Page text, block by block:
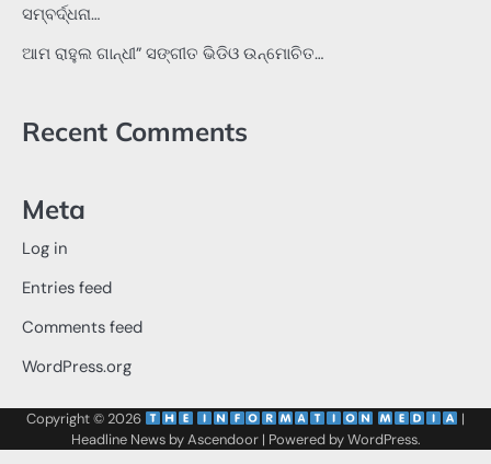
ସମ୍ବର୍ଦ୍ଧନା…
ଆମ ରାହୁଲ ଗାନ୍ଧୀ” ସଙ୍ଗୀତ ଭିଡିଓ ଉନ୍ମୋଚିତ…
Recent Comments
Meta
Log in
Entries feed
Comments feed
WordPress.org
Copyright © 2026
|
Headline News byAscendoor| Powered byWordPress.